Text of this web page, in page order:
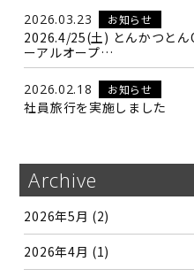
2026.03.23 お知らせ
2026.4/25(土) とんかつとん
ーアルオープ…
2026.02.18 お知らせ
社員旅行を実施しました
Archive
2026年5月 (2)
2026年4月 (1)